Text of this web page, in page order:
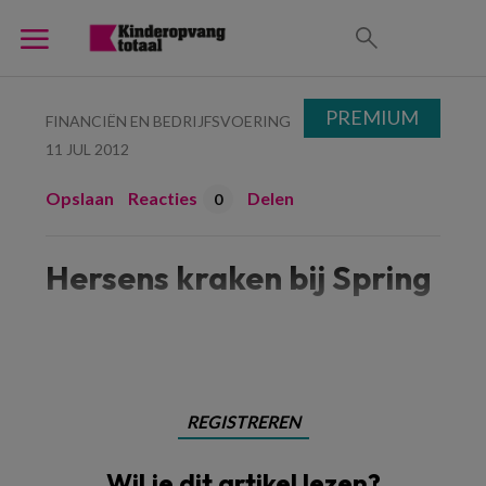
FINANCIËN EN BEDRIJFSVOERING
11 JUL 2012
Opslaan Reacties 0 Delen
Hersens kraken bij Spring
REGISTREREN
PREMIUM